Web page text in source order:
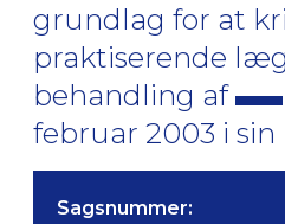
grundlag for at
praktiserende
behandling af
februar 2003 i sin
Sagsnummer: